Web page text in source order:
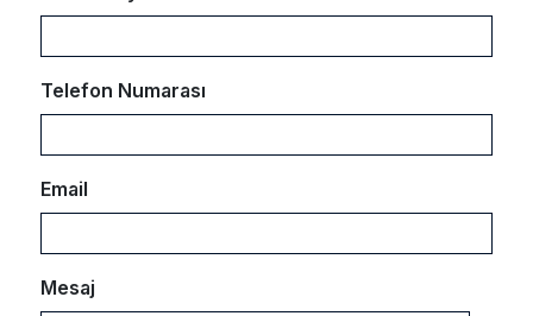
Telefon Numarası
Email
Mesaj